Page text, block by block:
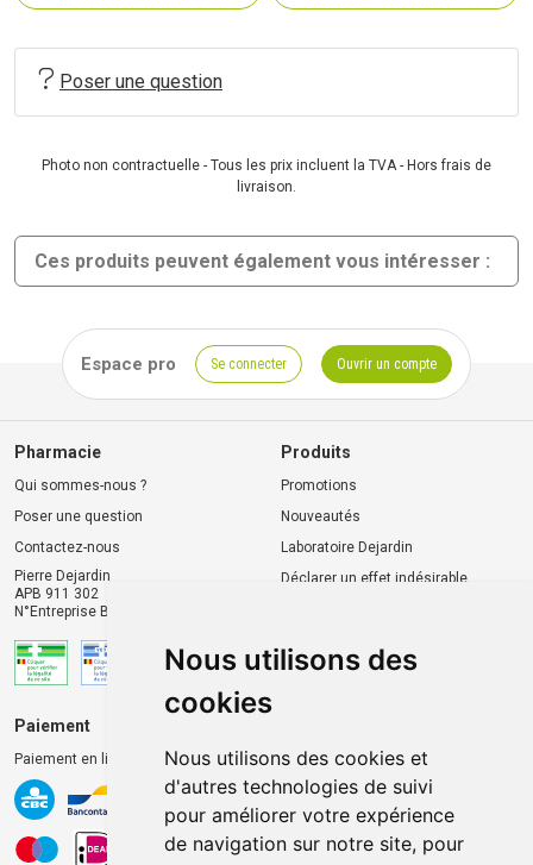
Nous utilisons des
cookies
Nous utilisons des cookies et
d'autres technologies de suivi
pour améliorer votre expérience
de navigation sur notre site, pour
Poser une question
Photo non contractuelle - Tous les prix incluent la TVA - Hors frais de
livraison.
Ces produits peuvent également vous intéresser :
Espace pro Se connecter Ouvrir un compte
Pharmacie
Qui sommes-nous ?
Poser une question
Contactez-nous
Pierre Dejardin
APB 911 302
N°Entreprise BE0446.901.764
Produits
Promotions
Nouveautés
Laboratoire Dejardin
Déclarer un effet indésirable
Paiement
Paiement en ligne 100% sécurisé
Livraison chez vous
Livraison dans un Point
d’enlèvement
Retrait dans la pharmacie